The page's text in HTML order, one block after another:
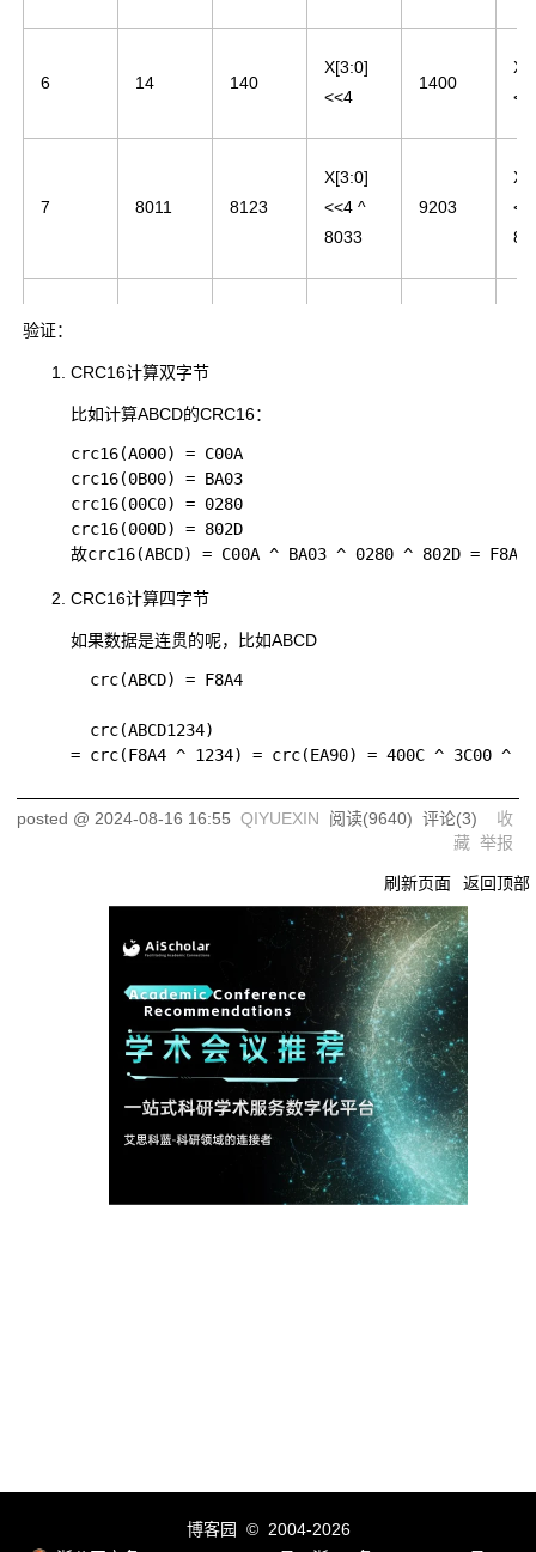
6 14 140
X[3:0]
<<4
1400
7 8011 8123
X[3:0]
<<4 ^
8033
9203
36 360
280
X[3:0]
2800
802D
X[3:0]
<<4 ^
8033
AE03
8027 8243
X[3:0]
<<4 ^
8033
A403
X[3:0]
验证：
CRC16计算双字节
比如计算ABCD的CRC16：
crc16(A000) = C00A
crc16(0B00) = BA03
crc16(00C0) = 0280
crc16(000D) = 802D
CRC16计算四字节
如果数据是连贯的呢，比如ABCD
  crc(ABCD) = F8A4
  crc(ABCD1234)
posted @ 2024-08-16 16:55 QIYUEXIN 阅读(9640) 评论(3) 收
藏 举报
刷新页面 返回顶部
博客园
© 2004-2026